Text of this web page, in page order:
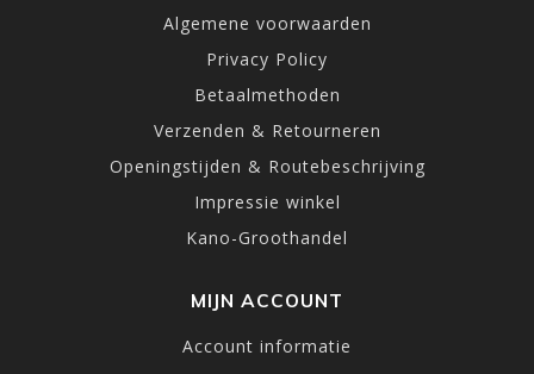
Algemene voorwaarden
Privacy Policy
Betaalmethoden
Verzenden & Retourneren
Openingstijden & Routebeschrijving
Impressie winkel
Kano-Groothandel
MIJN ACCOUNT
Account informatie